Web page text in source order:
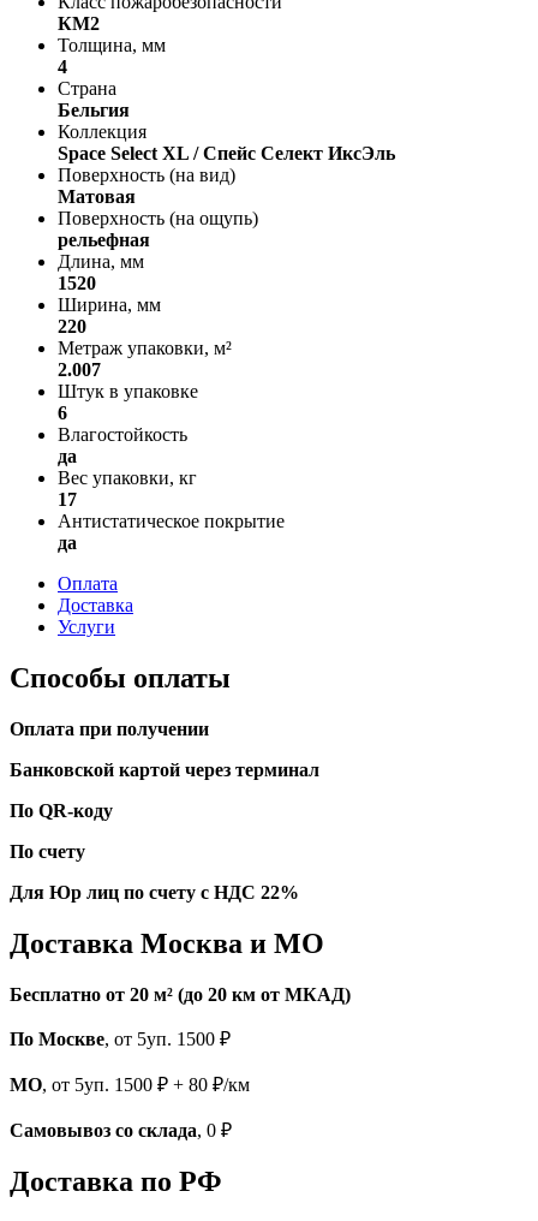
КМ2
Толщина, мм
4
Страна
Бельгия
Коллекция
Space Select XL / Спейс Селект ИксЭль
Поверхность (на вид)
Матовая
Поверхность (на ощупь)
рельефная
Длина, мм
1520
Ширина, мм
220
Метраж упаковки, м²
2.007
Штук в упаковке
6
Влагостойкость
да
Вес упаковки, кг
17
Антистатическое покрытие
да
Оплата
Доставка
Услуги
Способы оплаты
Оплата при получении
Банковской картой через терминал
По QR-коду
По счету
Для Юр лиц по счету с НДС 22%
Доставка Москва и МО
Бесплатно от 20 м² (до 20 км от МКАД)
По Москве, от 5уп. 1500 ₽
МО, от 5уп. 1500 ₽ + 80 ₽/км
Самовывоз со склада, 0 ₽
Доставка по РФ